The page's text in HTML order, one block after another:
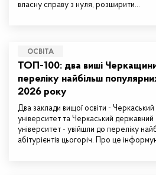
власну справу з нуля, розширити…
ОСВІТА
ТОП-100: два виші
переліку найбільш
2026 року
Два заклади вищої освіти - Черкаський
університет та Черкаський державний
університет - увійшли до переліку
абітурієнтів цьогоріч. Про це